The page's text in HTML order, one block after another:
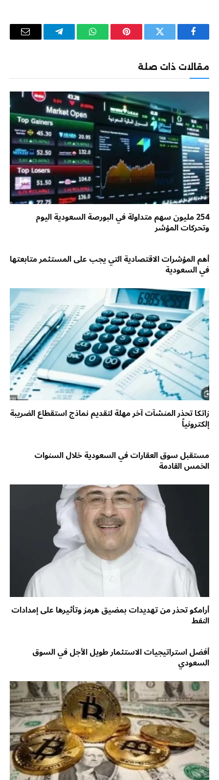
فيسبوك تويتر بينتيريستواتساب تيلقرام
البريد
مقالات ذات صلة
254 مليون سهم متداولة في البورصة السعودية اليوم
وتحركات المؤشر
أهم المؤشرات الاقتصادية التي يجب على المستثمر متابعتها
في السعودية
زاتكا تحذر المنشآت آخر مهلة لتقديم نماذج استقطاع الضريبة
إلكترونياً
مستقبل سوق العقارات في السعودية خلال السنوات
الخمس القادمة
أرامكو تحذر من تهديدات بمضيق هرمز وتأثيرها على إمدادات
النفط
أفضل استراتيجيات الاستثمار طويل الأجل في السوق
السعودي